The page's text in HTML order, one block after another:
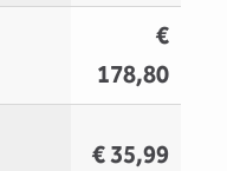
€
178,80
€ 35,99